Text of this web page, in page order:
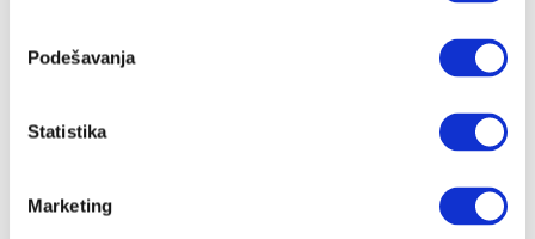
Podešavanja
Statistika
Marketing
Zaboravljena lozinka?